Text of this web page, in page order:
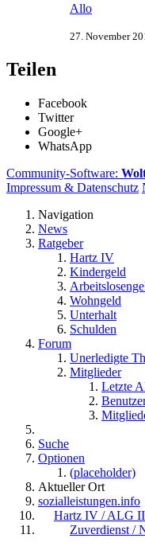
Allo
27. November
Teilen
Facebook
Twitter
Google+
WhatsApp
Community-Software:
Impressum & Datenschutz
Navigation
News
Ratgeber
Hartz IV
Kindergeld
Wohngeld
Unterhalt
Schulden
Forum
Unerledigte
Mitglieder
Letzte
Suche
Optionen
(placeholder)
Aktueller Ort
sozialleistungen.info
Hartz IV / ALG II
Zuverdienst /